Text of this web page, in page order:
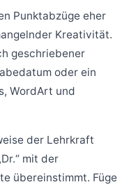
Punktabzüge eher
Kreativität.
geschriebener
oder ein
WordArt und
der Lehrkraft
mit der
übereinstimmt. Füge